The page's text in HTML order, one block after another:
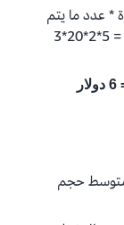
* عدد ما يتم
تقديمه/اليوم * عدد الأيام * متوسط وقت الإنشاء = 5*2*20*3
الرسوم الشهرية للإنشاء والنشر = 600*.01 = 6 دولار
25 ميجابايت، متوسط حجم